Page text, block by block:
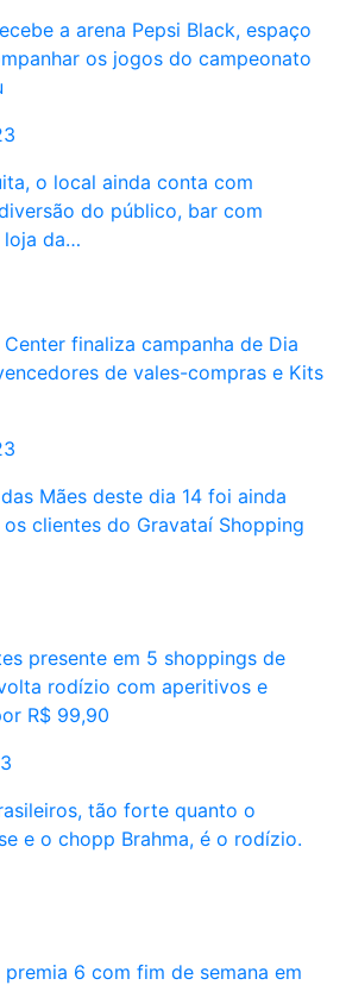
a arena Pepsi Black, espaço
os jogos do campeonato
o local ainda conta com
do público, bar com
loja da…
finaliza campanha de Dia
de vales-compras e Kits
Mães deste dia 14 foi ainda
clientes do Gravataí Shopping
presente em 5 shoppings de
rodízio com aperitivos e
R$ 99,90
tão forte quanto o
e o chopp Brahma, é o rodízio.
6 com fim de semana em